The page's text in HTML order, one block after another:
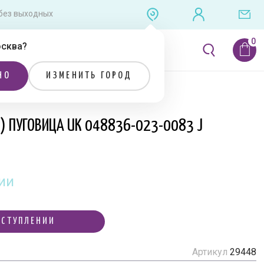
выходных
?
ИЗМЕНИТЬ ГОРОД
ЛИТЕРАТУРА
ПУГОВИЦА UK 048836-023-0083 J
Артикул 29448